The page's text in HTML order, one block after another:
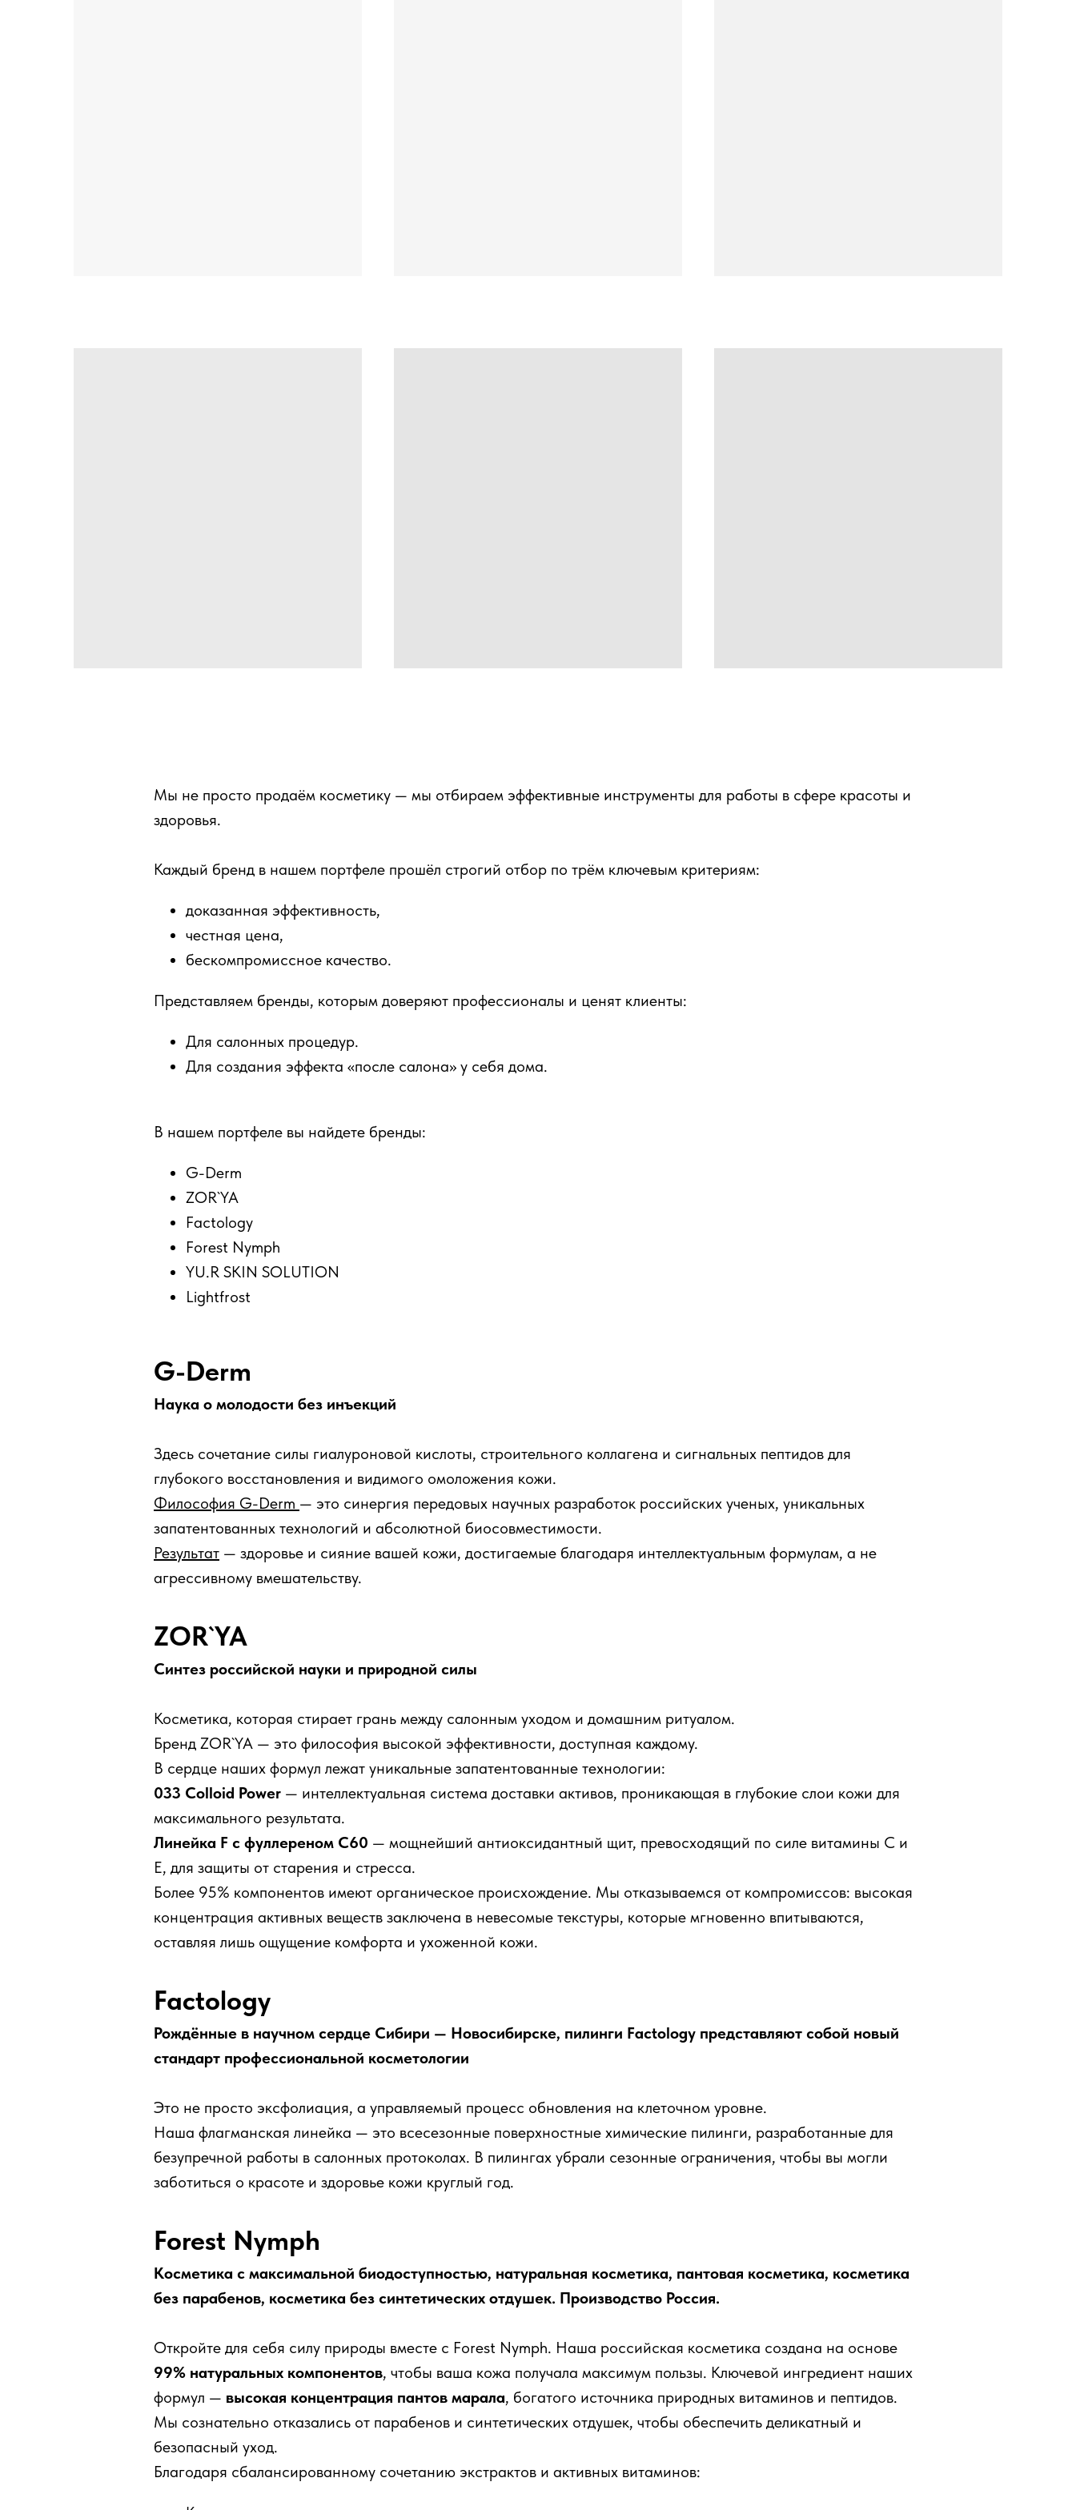
Мы не просто продаём косметику — мы отбираем эффективные инструменты для работы в сфере красоты и
здоровья.
Каждый бренд в нашем портфеле прошёл строгий отбор по трём ключевым критериям:
доказанная эффективность,
честная цена,
бескомпромиссное качество.
Представляем бренды, которым доверяют профессионалы и ценят клиенты:
Для салонных процедур.
Для создания эффекта «после салона» у себя дома.
В нашем портфеле вы найдете бренды:
G-Derm
ZOR`YA
Factology
Forest Nymph
YU.R SKIN SOLUTION
Lightfrost
G-Derm
Наука о молодости без инъекций
Здесь сочетание силы гиалуроновой кислоты, строительного коллагена и сигнальных пептидов для
глубокого восстановления и видимого омоложения кожи.
Философия G-Derm — это синергия передовых научных разработок российских ученых, уникальных
запатентованных технологий и абсолютной биосовместимости.
Результат — здоровье и сияние вашей кожи, достигаемые благодаря интеллектуальным формулам, а не
агрессивному вмешательству.
ZOR`YA
Синтез российской науки и природной силы
Косметика, которая стирает грань между салонным уходом и домашним ритуалом.
Бренд ZOR`YA — это философия высокой эффективности, доступная каждому.
В сердце наших формул лежат уникальные запатентованные технологии:
033 Colloid Power — интеллектуальная система доставки активов, проникающая в глубокие слои кожи для
максимального результата.
Линейка F с фуллереном C60 — мощнейший антиоксидантный щит, превосходящий по силе витамины С и
Е, для защиты от старения и стресса.
Более 95% компонентов имеют органическое происхождение. Мы отказываемся от компромиссов: высокая
концентрация активных веществ заключена в невесомые текстуры, которые мгновенно впитываются,
оставляя лишь ощущение комфорта и ухоженной кожи.
Factology
Рождённые в научном сердце Сибири — Новосибирске, пилинги Factology представляют собой новый
стандарт профессиональной косметологии
Это не просто эксфолиация, а управляемый процесс обновления на клеточном уровне.
Наша флагманская линейка — это всесезонные поверхностные химические пилинги, разработанные для
безупречной работы в салонных протоколах. В пилингах убрали сезонные ограничения, чтобы вы могли
заботиться о красоте и здоровье кожи круглый год.
Forest Nymph
Косметика с максимальной биодоступностью, натуральная косметика, пантовая косметика, косметика
без парабенов, косметика без синтетических отдушек. Производство Россия.
Откройте для себя силу природы вместе с Forest Nymph. Наша российская косметика создана на основе
99% натуральных компонентов, чтобы ваша кожа получала максимум пользы. Ключевой ингредиент наших
формул — высокая концентрация пантов марала, богатого источника природных витаминов и пептидов.
Мы сознательно отказались от парабенов и синтетических отдушек, чтобы обеспечить деликатный и
безопасный уход.
Благодаря сбалансированному сочетанию экстрактов и активных витаминов: